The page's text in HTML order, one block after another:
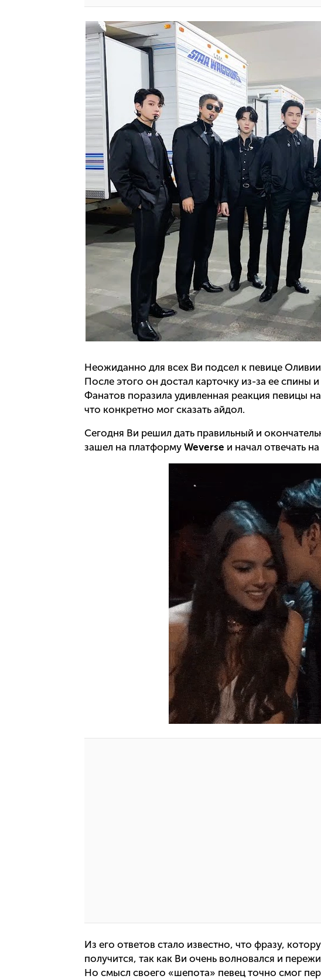
Неожиданно для всех Ви подсел к певице
После этого он достал карточку из-за ее спины
Фанатов поразила удивленная реакция певицы
что конкретно мог сказать айдол.
Сегодня Ви решил дать правильный и
зашел на платформу Weverse и начал отвечать
Из его ответов стало известно, что фразу,
получится, так как Ви очень волновался и
Но смысл своего «шепота» певец точно смог